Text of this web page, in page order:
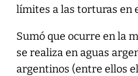
límites a las torturas en
Sumó que ocurre en la
se realiza en aguas
argentinos (entre ellos